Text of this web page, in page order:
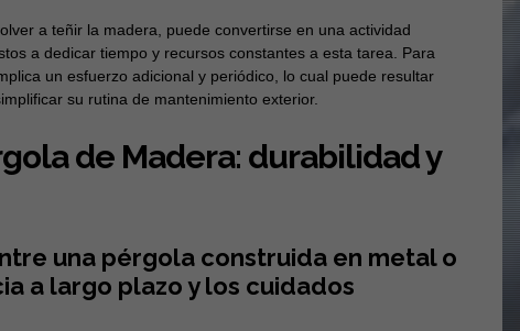
a teñir la madera, puede convertirse en una actividad
a dedicar tiempo y recursos constantes a esta tarea. Para
un esfuerzo adicional y periódico, lo cual puede resultar
su rutina de mantenimiento exterior.
de Madera: durabilidad y
una pérgola construida en metal o
a largo plazo y los cuidados